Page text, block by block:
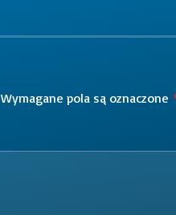
Wymagane pola są oznaczone